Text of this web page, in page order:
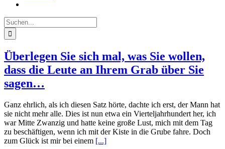
Suche
nach:
Überlegen Sie sich mal, was Sie wollen,
dass die Leute an Ihrem Grab über Sie
sagen…
Ganz ehrlich, als ich diesen Satz hörte, dachte ich erst, der Mann hat
sie nicht mehr alle. Dies ist nun etwa ein Vierteljahrhundert her, ich
war Mitte Zwanzig und hatte keine große Lust, mich mit dem Tag
zu beschäftigen, wenn ich mit der Kiste in die Grube fahre. Doch
zum Glück ist mir bei einem [...]